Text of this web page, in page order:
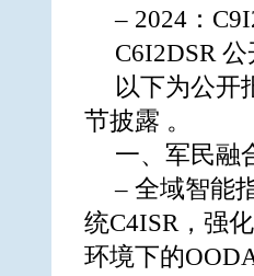
– 2024：
C6I2DSR
以下为公开
节披露 。
一、军民融
– 全域智能
统C4ISR，强
环境下的